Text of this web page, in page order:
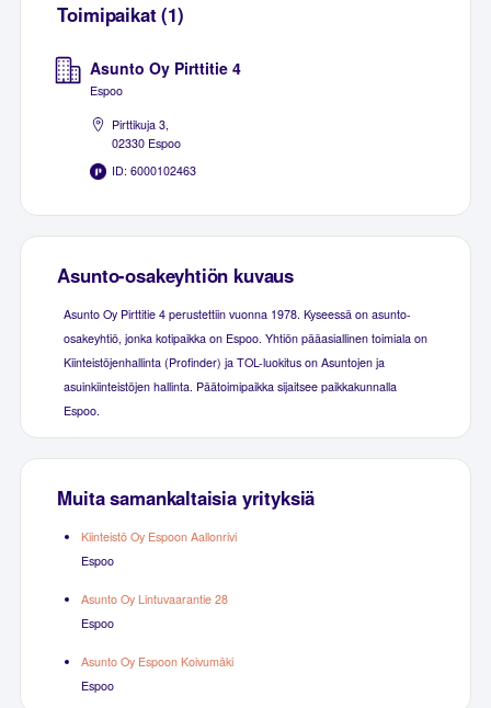
Toimipaikat (1)
Asunto Oy Pirttitie 4
Espoo
Pirttikuja 3,
02330 Espoo
ID: 6000102463
Asunto-osakeyhtiön kuvaus
Asunto Oy Pirttitie 4 perustettiin vuonna 1978. Kyseessä on asunto-
osakeyhtiö, jonka kotipaikka on Espoo. Yhtiön pääasiallinen toimiala on
Kiinteistöjenhallinta (Profinder) ja TOL-luokitus on Asuntojen ja
asuinkiinteistöjen hallinta. Päätoimipaikka sijaitsee paikkakunnalla
Espoo.
Muita samankaltaisia yrityksiä
Kiinteistö Oy Espoon Aallonrivi
Espoo
Asunto Oy Lintuvaarantie 28
Espoo
Asunto Oy Espoon Koivumäki
Espoo